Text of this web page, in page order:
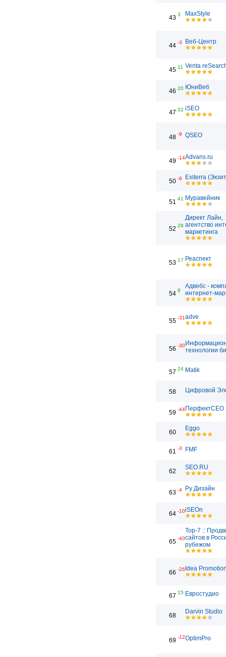
43 3 MaxStyle
44 -3 Веб-Центр
45 11 Venta
46 20 ЮниВеб
47 32 iSEO
48 -9 QSEO
49 -14Advans.ru
50 -6 Exiterra
51 41 Муравейник
52 28
Директ Лайн,
агентство
маркетинга
53 17 Реаспект
54 8
Адвебс -
интернет-
55 -31adve
56 -30
технологии
57 24 Matik
58 Цифровой
59 -44ПерфектСЕО
60
Eggo
61 -3 FMF
62
SEO.RU
63 -4 Ру Дизайн
64 -10iSEOn
65 -40
Top-7 ::
сайтов в
рубежом
66 -26 Idea
67 15 Евростудио
68
Darvin Studio
69 -12OptimPro